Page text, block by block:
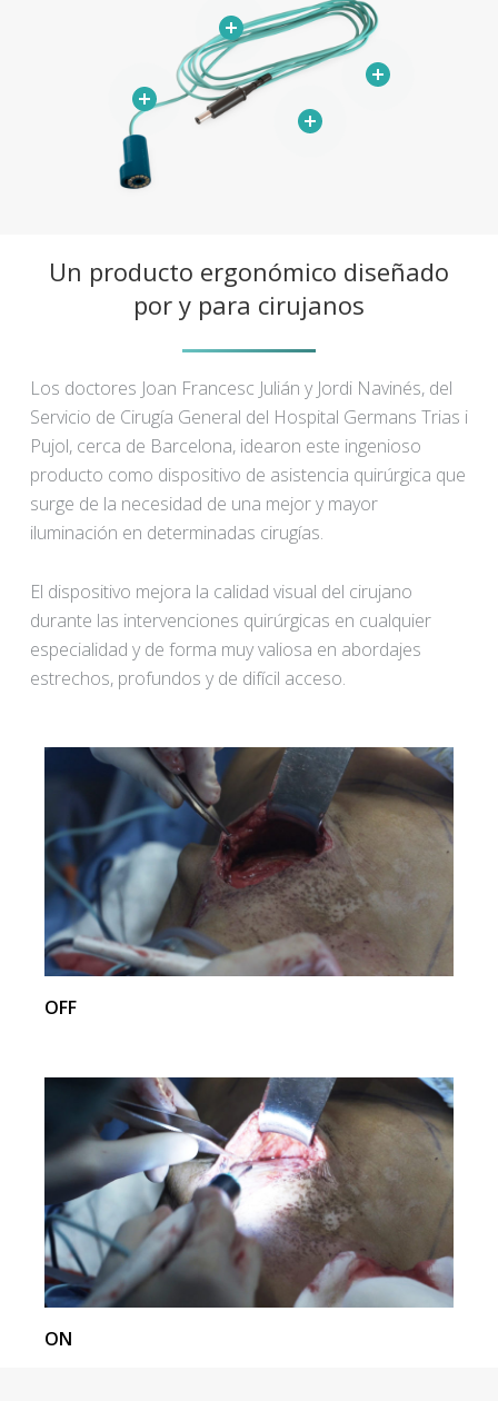
Un producto ergonómico diseñado
por y para cirujanos
Los doctores Joan Francesc Julián y Jordi Navinés, del
Servicio de Cirugía General del Hospital Germans Trias i
Pujol, cerca de Barcelona, idearon este ingenioso
producto como dispositivo de asistencia quirúrgica que
surge de la necesidad de una mejor y mayor
iluminación en determinadas cirugías.
El dispositivo mejora la calidad visual del cirujano
durante las intervenciones quirúrgicas en cualquier
especialidad y de forma muy valiosa en abordajes
estrechos, profundos y de difícil acceso.
OFF
ON